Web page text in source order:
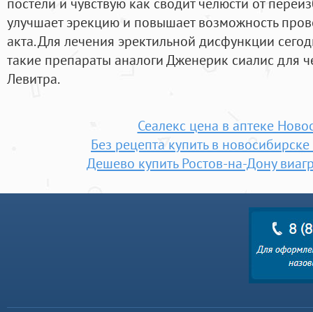
улучшает эрекцию и повышает возможность
акта. Для лечения эректильной дисфункции
такие препараты аналоги Дженерик сиалис для
Левитра.
Сеалекс цена в аптеке
Без рецепта купить в
Дешево купить Ростов-на-Дону